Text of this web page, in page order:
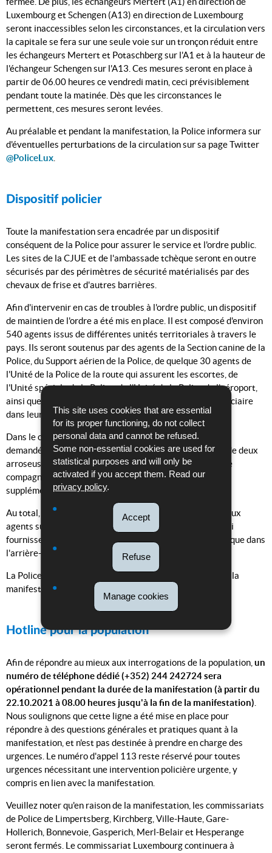
This site uses cookies that are essential
for its proper functioning, do not collect
personal data and cannot be refused.
Some non-essential cookies are used for
statistical purposes and will only be
activated if you accept them. Read our
privacy policy.
Accept
Refuse
Manage cookies
Luxembourg et Schengen (A13) en direction de Luxembourg
seront inaccessibles selon les circonstances, et la circulation vers
la capitale se fera sur une seule voie sur un tronçon réduit entre
les échangeurs Mertert et Potaschberg sur l'A1 et à la hauteur de
l'échangeur Schengen sur l'A13. Ces mesures seront en place à
partir de 06.00 heures ce vendredi matin, ceci prévisiblement
pendant toute la matinée. Dès que les circonstances le
permettent, ces mesures seront levées.
Au préalable et pendant la manifestation, la Police informera sur
d'éventuelles perturbations de la circulation sur sa page Twitter
@PoliceLux
Dispositif policier
Toute la manifestation sera encadrée par un dispositif
conséquent de la Police pour assurer le service et l'ordre public.
Les sites de la CJUE et de l'ambassade tchèque seront en outre
sécurisés par des périmètres de sécurité matérialisés par des
chevaux de frise et d'autres barrières.
Afin d'intervenir en cas de troubles à l'ordre public, un dispositif
de maintien de l'ordre a été mis en place. Il est composé d'environ
540 agents issus de différentes unités territoriales à travers le
pays. Ils seront soutenus par des agents de la Section canine de la
Police, du Support aérien de la Police, de quelque 30 agents de
l'Unité de la Police de la route qui assurent les escortes, de
l'Unité spéciale de la Police, de l'Unité de la Police de l'aéroport,
ainsi que de quelque 120 agents du Service de Police judiciaire
dans leurs missions respectives.
Dans le cadre du traité Benelux, la Police grand-ducale a
demandé à la Police fédérale belge la mise à disposition de deux
arroseuses et de deux véhicules du type APC ainsi qu'une
compagnie de maintien de l'ordre d'environ 100 agents
supplémentaires.
Au total, quelque 840 agents de Police seront engagés. Aux
agents sur le terrain se rajoutent de nombreux agents qui
fournissent un support logistique, administratif et technique dans
l'arrière-plan avant et pendant la manifestation.
La Police informera régulièrement sur le déroulement de la
manifestation sur son compte Twitter
@PoliceLux
Hotline pour la population
Afin de répondre au mieux aux interrogations de la population, un
numéro de téléphone dédié (+352) 244 242724 sera
opérationnel pendant la durée de la manifestation (à partir du
22.10.2021 à 08.00 heures jusqu'à la fin de la manifestation)
Nous soulignons que cette ligne a été mise en place pour
répondre à des questions générales et pratiques quant à la
manifestation, et n'est pas destinée à prendre en charge des
urgences. Le numéro d'appel 113 reste réservé pour toutes
urgences nécessitant une intervention policière urgente, y
compris en lien avec la manifestation.
Veuillez noter qu'en raison de la manifestation, les commissariats
de Police de Limpertsberg, Kirchberg, Ville-Haute, Gare-
Hollerich, Bonnevoie, Gasperich, Merl-Belair et Hesperange
seront fermés. Le commissariat Luxembourg continuera à